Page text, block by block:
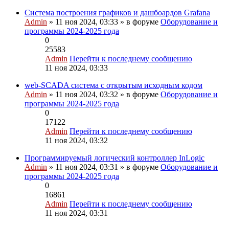
Система построения графиков и дашбоардов Grafana
Admin » 11 ноя 2024, 03:33 » в форуме Оборудование и
программы 2024-2025 года
0
25583
Admin Перейти к последнему сообщению
11 ноя 2024, 03:33
web-SCADA система с открытым исходным кодом
Admin » 11 ноя 2024, 03:32 » в форуме Оборудование и
программы 2024-2025 года
0
17122
Admin Перейти к последнему сообщению
11 ноя 2024, 03:32
Программируемый логический контроллер InLogic
Admin » 11 ноя 2024, 03:31 » в форуме Оборудование и
программы 2024-2025 года
0
16861
Admin Перейти к последнему сообщению
11 ноя 2024, 03:31